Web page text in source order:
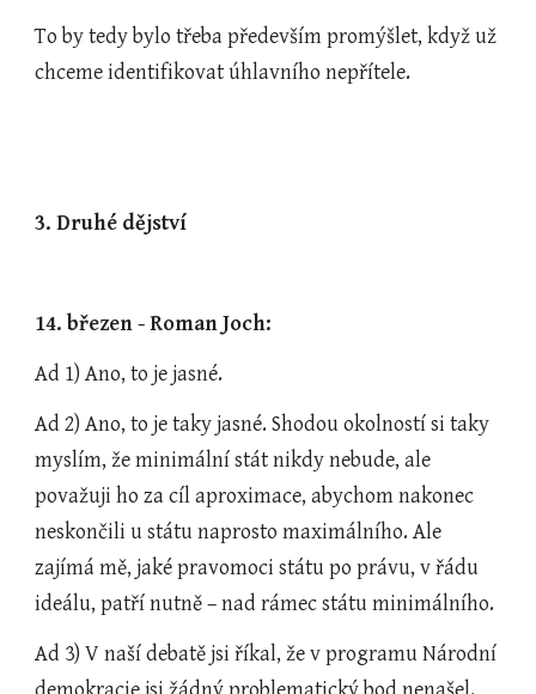
To by tedy bylo třeba především promýšlet, když už
chceme identifikovat úhlavního nepřítele.
3. Druhé dějství
14. březen - Roman Joch:
Ad 1) Ano, to je jasné.
Ad 2) Ano, to je taky jasné. Shodou okolností si taky
myslím, že minimální stát nikdy nebude, ale
považuji ho za cíl aproximace, abychom nakonec
neskončili u státu naprosto maximálního. Ale
zajímá mě, jaké pravomoci státu po právu, v řádu
ideálu, patří nutně – nad rámec státu minimálního.
Ad 3) V naší debatě jsi říkal, že v programu Národní